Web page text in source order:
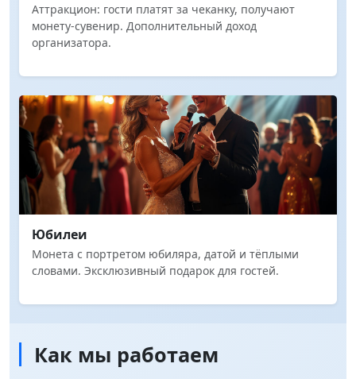
Аттракцион: гости платят за чеканку, получают
монету-сувенир. Дополнительный доход
организатора.
Юбилеи
Монета с портретом юбиляра, датой и тёплыми
словами. Эксклюзивный подарок для гостей.
Как мы работаем